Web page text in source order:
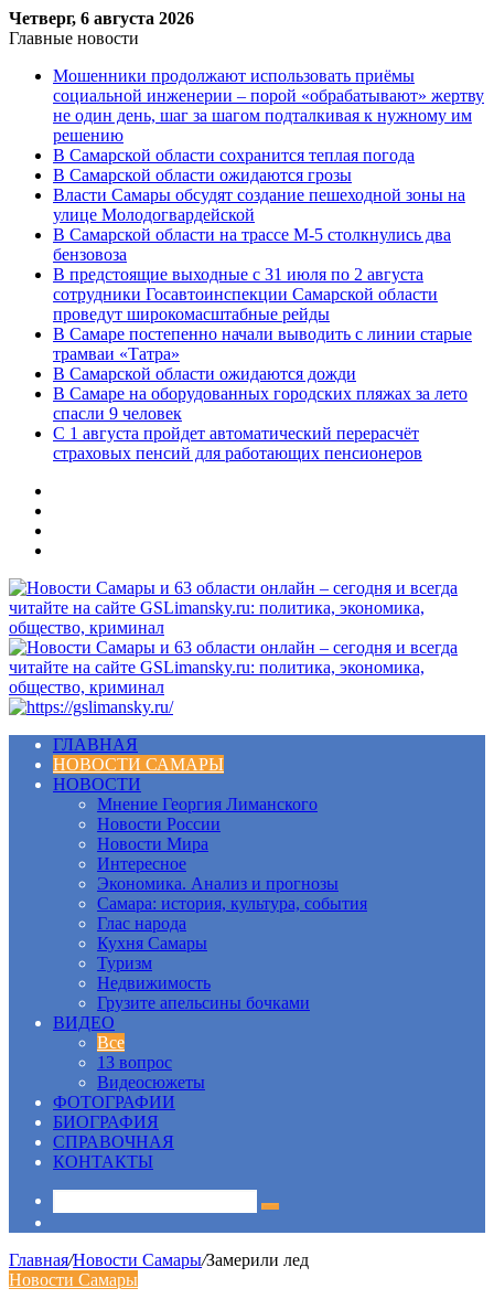
Четверг, 6 августа 2026
Главные новости
Мошенники продолжают использовать приёмы
социальной инженерии – порой «обрабатывают» жертву
не один день, шаг за шагом подталкивая к нужному им
решению
В Самарской области сохранится теплая погода
В Самарской области ожидаются грозы
Власти Самары обсудят создание пешеходной зоны на
улице Молодогвардейской
В Самарской области на трассе М-5 столкнулись два
бензовоза
В предстоящие выходные с 31 июля по 2 августа
сотрудники Госавтоинспекции Самарской области
проведут широкомасштабные рейды
В Самаре постепенно начали выводить с линии старые
трамваи «Татра»
В Самарской области ожидаются дожди
В Самаре на оборудованных городских пляжах за лето
спасли 9 человек
С 1 августа пройдет автоматический перерасчёт
страховых пенсий для работающих пенсионеров
Меню
ГЛАВНАЯ
НОВОСТИ САМАРЫ
НОВОСТИ
Мнение Георгия Лиманского
Новости России
Новости Мира
Интересное
Экономика. Анализ и прогнозы
Самара: история, культура, события
Глас народа
Кухня Самары
Туризм
Недвижимость
Грузите апельсины бочками
ВИДЕО
Все
13 вопрос
Видеосюжеты
ФОТОГРАФИИ
БИОГРАФИЯ
СПРАВОЧНАЯ
КОНТАКТЫ
Главная/Новости Самары/Замерили лед
Новости Самары